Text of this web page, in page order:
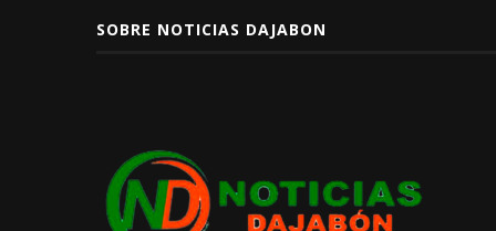
SOBRE NOTICIAS DAJABON